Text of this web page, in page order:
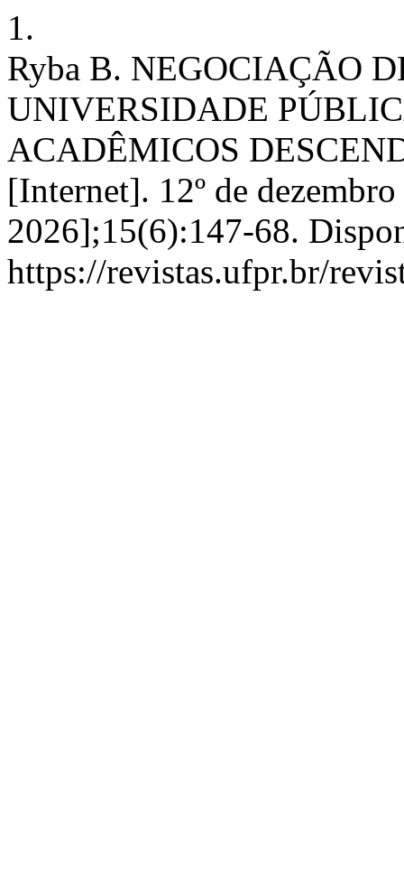
1.
Ryba B. NEGOCIAÇÃO
UNIVERSIDADE
ACADÊMICOS
[Internet]. 12º de
2026];15(6):147-68.
https://revistas.ufpr.br/